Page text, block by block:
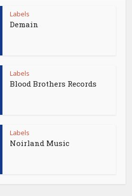
Labels
Demain
Labels
Blood Brothers Records
Labels
Noirland Music